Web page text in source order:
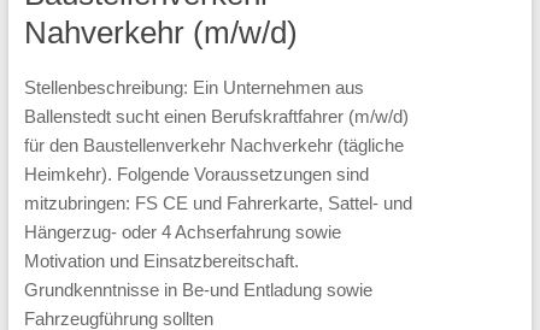
Nahverkehr (m/w/d)
Stellenbeschreibung: Ein Unternehmen aus
Ballenstedt sucht einen Berufskraftfahrer (m/w/d)
für den Baustellenverkehr Nachverkehr (tägliche
Heimkehr). Folgende Voraussetzungen sind
mitzubringen: FS CE und Fahrerkarte, Sattel- und
Hängerzug- oder 4 Achserfahrung sowie
Motivation und Einsatzbereitschaft.
Grundkenntnisse in Be-und Entladung sowie
Fahrzeugführung sollten